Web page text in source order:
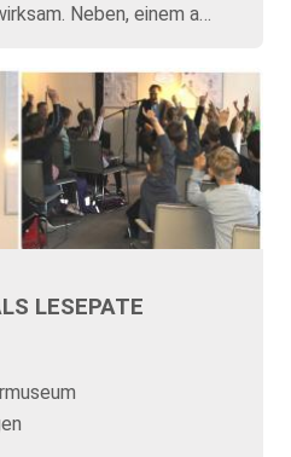
Neben, einem a…
LESEPATE